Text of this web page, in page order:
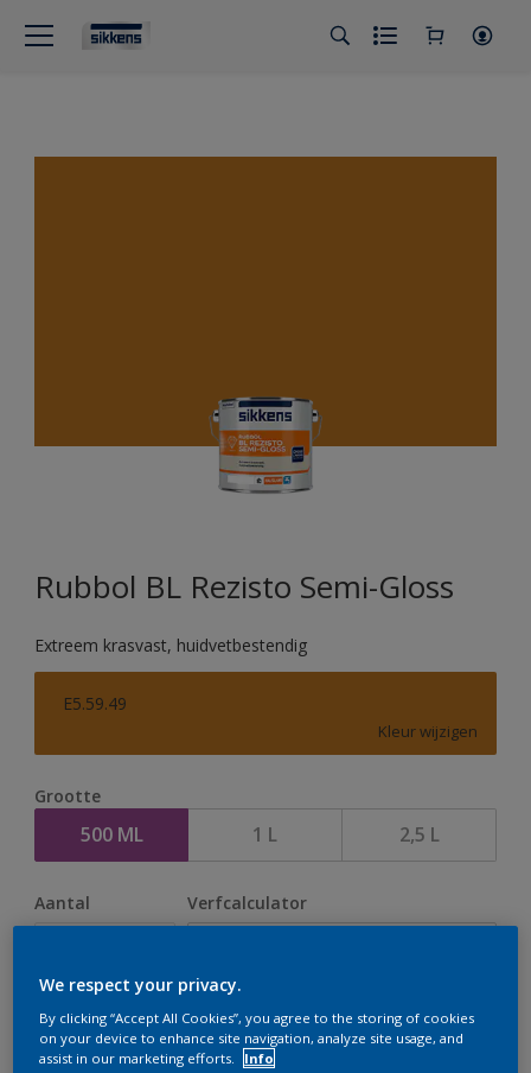
Rubbol BL Rezisto Semi-Gloss
Extreem krasvast, huidvetbestendig
E5.59.49
Kleur wijzigen
Grootte
500 ML 1 L 2,5 L
Aantal Verfcalculator
Op dit moment is het niet mogelijk dit product online
te bestellen. Houd de website in de gaten, we werken
We respect your privacy.
By clicking “Accept All Cookies”, you agree to the storing of cookies
on your device to enhance site navigation, analyze site usage, and
assist in our marketing efforts.
Info